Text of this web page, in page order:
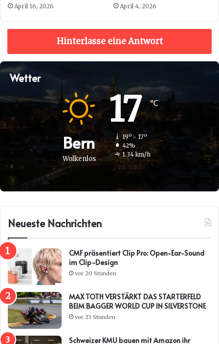
April 16, 2026 April 4, 2026
Hinterlasse eine Antwort
Wetter
Bern
Wolkenlos
17℃
19º - 17º
42%
1.34 km/h
Neueste Nachrichten
CMF präsentiert Clip Pro: Open-Ear-Sound
im Clip-Design
vor 20 Stunden
MAX TOTH VERSTÄRKT DAS STARTERFELD
BEIM BAGGER WORLD CUP IN SILVERSTONE
vor 23 Stunden
Schweizer KMU bauen mit Amazon ihr